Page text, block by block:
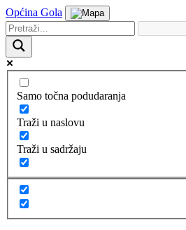
Općina Gola
Samo točna podudaranja
Traži u naslovu
Traži u sadržaju